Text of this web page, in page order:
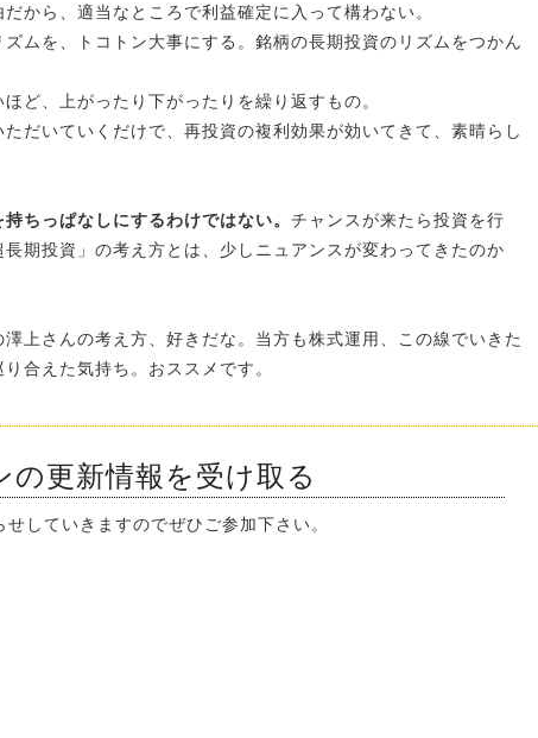
から、適当なところで利益確定に入って構わない。
ムを、トコトン大事にする。銘柄の長期投資のリズムをつかん
ど、上がったり下がったりを繰り返すもの。
だいていくだけで、再投資の複利効果が効いてきて、素晴らし
ちっぱなしにするわけではない。 チャンスが来たら投資を行
期投資」の考え方とは、少しニュアンスが変わってきたのか
上さんの考え方、好きだな。当方も株式運用、この線でいきた
合えた気持ち。おススメです。
更新情報を受け取る
していきますのでぜひご参加下さい。